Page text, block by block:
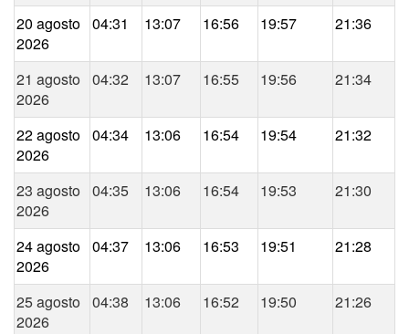
20 agosto
2026
04:31 13:07 16:56 19:57 21:36
21 agosto
2026
04:32 13:07 16:55 19:56 21:34
22 agosto
2026
04:34 13:06 16:54 19:54 21:32
23 agosto
2026
04:35 13:06 16:54 19:53 21:30
24 agosto
2026
04:37 13:06 16:53 19:51 21:28
25 agosto
2026
04:38 13:06 16:52 19:50 21:26